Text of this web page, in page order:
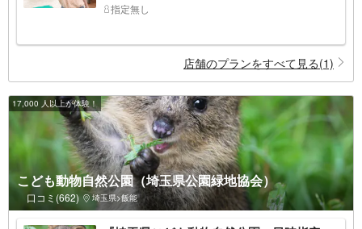
指定無し
店舗のプランをすべて見る(1)
17,000 人以上が体験！
こども動物自然公園（埼玉県公園緑地協会）
口コミ(662) 埼玉県>飯能